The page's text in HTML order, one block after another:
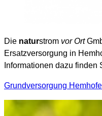
Die naturstrom vor Ort
Ersatzversorgung in
Informationen dazu finden
Grundversorgung